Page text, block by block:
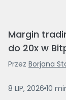
Margin
do 20x w
Przez Borjana
8 LIP, 2026 10